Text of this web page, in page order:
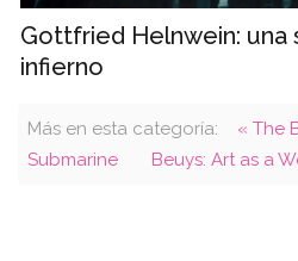
Gottfried Helnwein: una
infierno
Más en esta categoría:
« The
Submarine
Beuys: Art as a